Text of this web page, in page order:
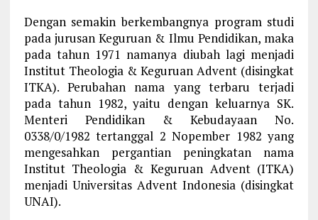
Dengan semakin berkembangnya program studi
pada jurusan Keguruan & Ilmu Pendidikan, maka
pada tahun 1971 namanya diubah lagi menjadi
Institut Theologia & Keguruan Advent (disingkat
ITKA). Perubahan nama yang terbaru terjadi
pada tahun 1982, yaitu dengan keluarnya SK.
Menteri Pendidikan & Kebudayaan No.
0338/0/1982 tertanggal 2 Nopember 1982 yang
mengesahkan pergantian peningkatan nama
Institut Theologia & Keguruan Advent (ITKA)
menjadi Universitas Advent Indonesia (disingkat
UNAI).